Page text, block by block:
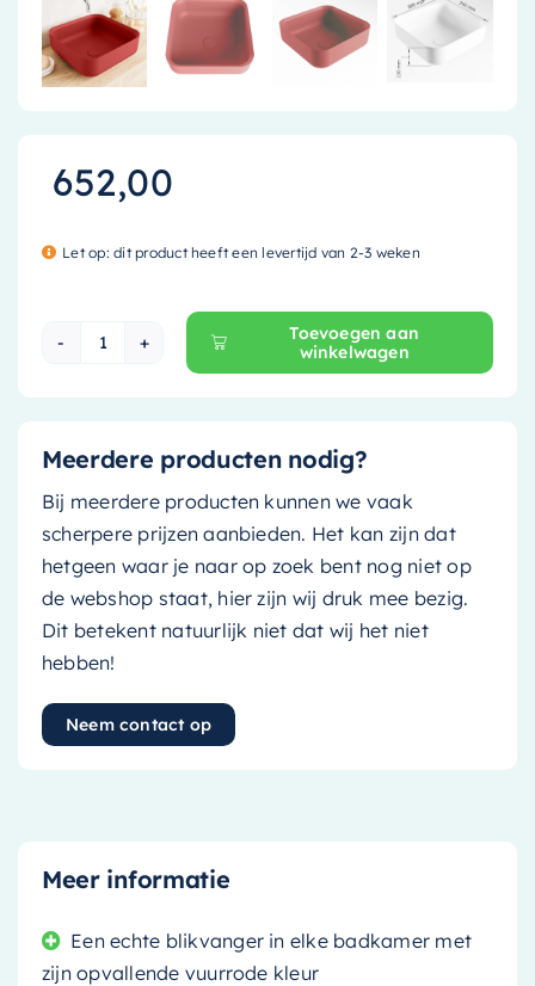
652,00
Let op: dit product heeft een levertijd van 2-3 weken
Mondiaz Waskom Binx - solid surface -
Toevoegen aan
winkelwagen
Meerdere producten nodig?
Bij meerdere producten kunnen we vaak
scherpere prijzen aanbieden. Het kan zijn dat
hetgeen waar je naar op zoek bent nog niet op
de webshop staat, hier zijn wij druk mee bezig.
Dit betekent natuurlijk niet dat wij het niet
hebben!
Neem contact op
Meer informatie
Een echte blikvanger in elke badkamer met
zijn opvallende vuurrode kleur